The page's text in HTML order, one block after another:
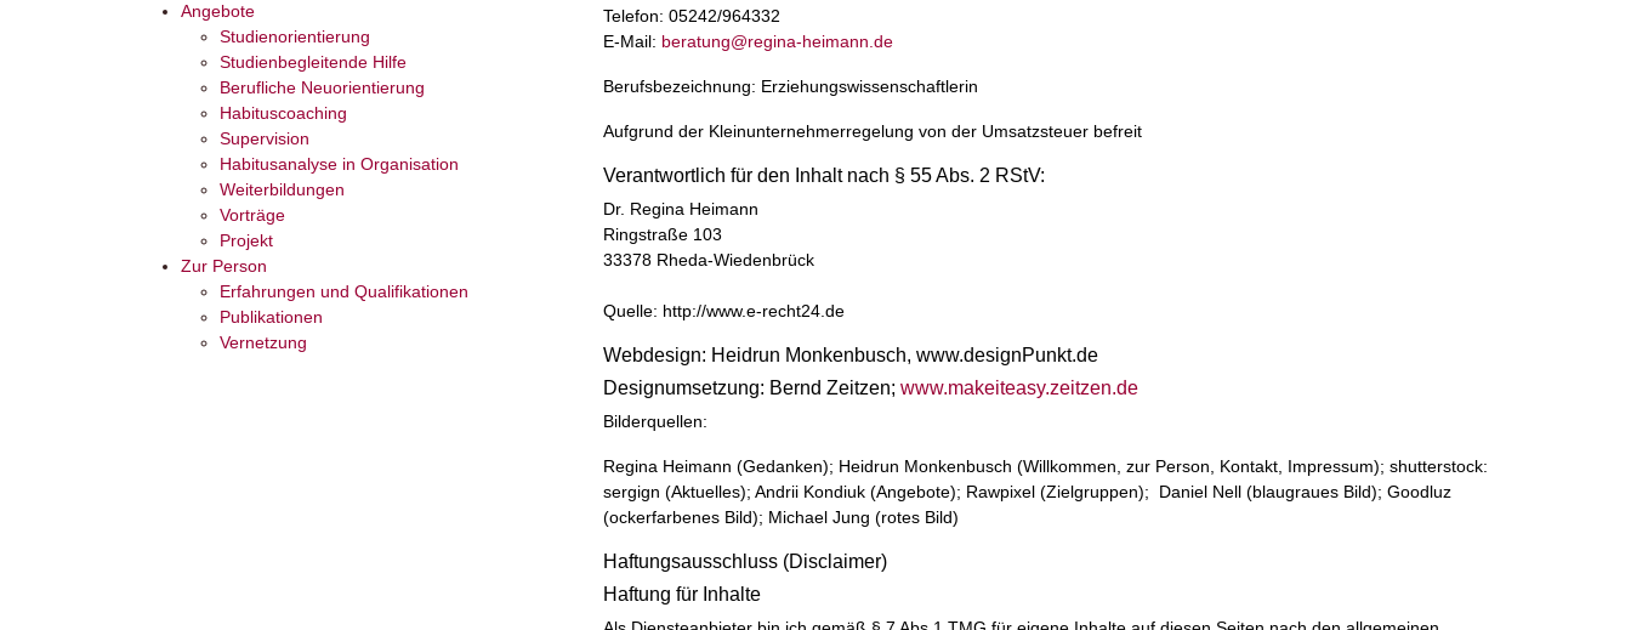
Angebote
Studienorientierung
Studienbegleitende Hilfe
Berufliche Neuorientierung
Habituscoaching
Supervision
Habitusanalyse in Organisation
Weiterbildungen
Vorträge
Projekt
Zur Person
Erfahrungen und Qualifikationen
Publikationen
Vernetzung
Telefon: 05242/964332
E-Mail: beratung@regina-heimann.de
Berufsbezeichnung: Erziehungswissenschaftlerin
Aufgrund der Kleinunternehmerregelung von der Umsatzsteuer befreit
Verantwortlich für den Inhalt nach § 55 Abs. 2 RStV:
Dr. Regina Heimann
Ringstraße 103
33378 Rheda-Wiedenbrück
Quelle: http://www.e-recht24.de
Webdesign: Heidrun Monkenbusch, www.designPunkt.de
Designumsetzung: Bernd Zeitzen; www.makeiteasy.zeitzen.de
Bilderquellen:
Regina Heimann (Gedanken); Heidrun Monkenbusch (Willkommen, zur Person, Kontakt, Impressum); shutterstock:
sergign (Aktuelles); Andrii Kondiuk (Angebote); Rawpixel (Zielgruppen); Daniel Nell (blaugraues Bild); Goodluz
(ockerfarbenes Bild); Michael Jung (rotes Bild)
Haftungsausschluss (Disclaimer)
Haftung für Inhalte